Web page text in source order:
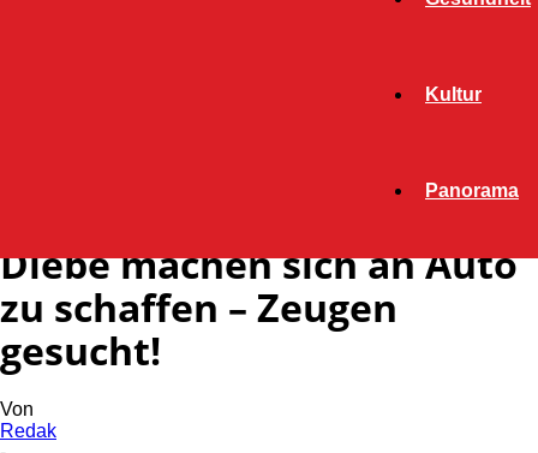
Kultur
Panorama
Diebe machen sich an Auto zu schaffen –
Diebe machen sich an Auto
zu schaffen – Zeugen
gesucht!
Von
Redak